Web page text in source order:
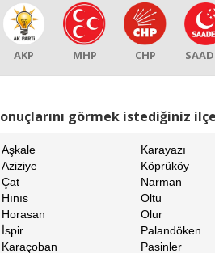
AKP MHP CHP
görmek istediğiniz
Aşkale
Aziziye
Çat
Hınıs
Horasan
İspir
Karaçoban
Karayazı
Köprüköy
Narman
Oltu
Olur
Palandöken
Pasinler